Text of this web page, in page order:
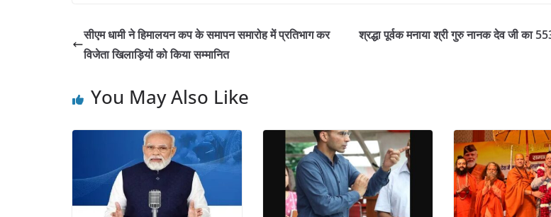
सीएम धामी ने हिमालयन कप के समापन समारोह में प्रतिभाग कर
विजेता खिलाड़ियों को किया सम्मानित
श्रद्धा पूर्वक मनाया श्री गुरु नानक देव जी का
You May Also Like